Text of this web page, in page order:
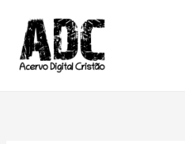
para
conteúdo